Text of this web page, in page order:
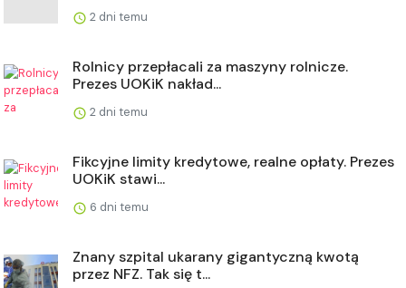
2 dni temu
Rolnicy przepłacali za maszyny rolnicze.
Prezes UOKiK nakład...
2 dni temu
Fikcyjne limity kredytowe, realne opłaty. Prezes
UOKiK stawi...
6 dni temu
Znany szpital ukarany gigantyczną kwotą
przez NFZ. Tak się t...